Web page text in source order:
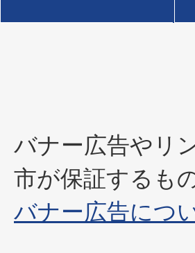
バナー広告やリ
市が保証するも
バナー広告につ